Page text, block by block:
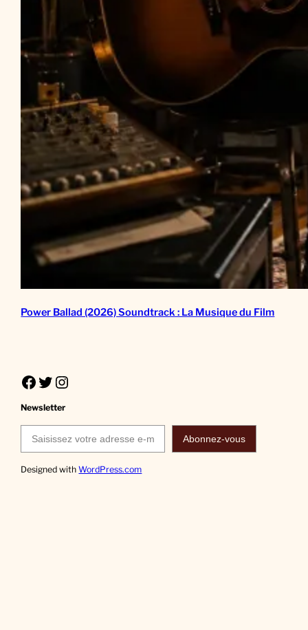
Power Ballad (2026) Soundtrack : La Musique du Film
Facebook Twitter Instagram
Newsletter
Saisissez votre adresse e-mail…
Abonnez-vous
Designed withWordPress.com